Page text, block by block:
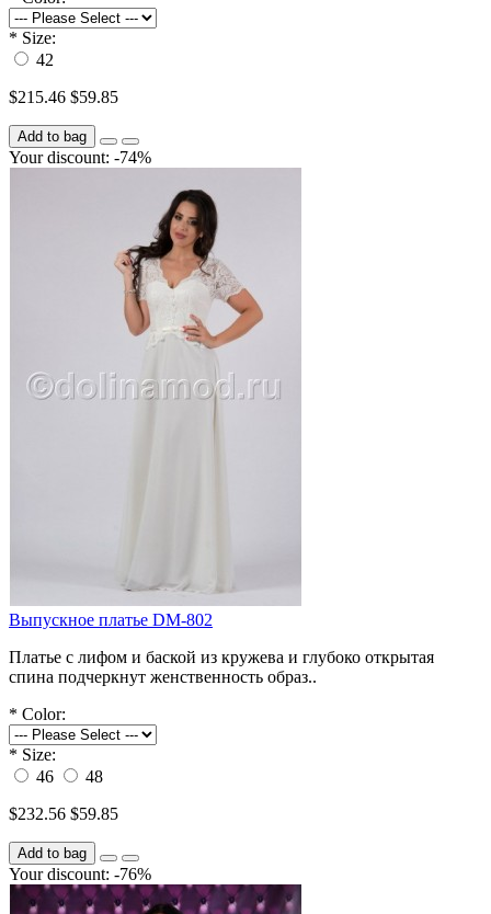
* Size:
42
$215.46 $59.85
Add to bag
Your discount: -74%
Выпускное платье DM-802
Платье с лифом и баской из кружева и глубоко открытая
спина подчеркнут женственность образ..
* Color:
* Size:
46
48
$232.56 $59.85
Add to bag
Your discount: -76%